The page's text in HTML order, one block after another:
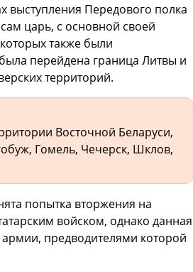
выступления Передового полка
царь, с основной своей
также были
перейдена граница Литвы и
территорий.
Восточной Беларуси,
Гомель, Чечерск, Шклов,
попытка вторжения на
войском, однако данная
предводителями которой